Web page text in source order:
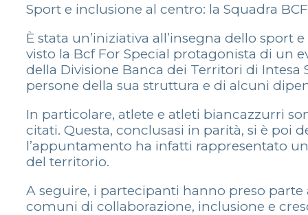
Sport e inclusione al centro: la Squadra
È stata un’iniziativa all’insegna dello sport
visto la Bcf For Special protagonista di un
della Divisione Banca dei Territori di
persone della sua struttura e di alcuni
In particolare, atlete e atleti biancazzurri
citati. Questa, conclusasi in parità, si è poi
l’appuntamento ha infatti rappresentato
del territorio.
A seguire, i partecipanti hanno preso
comuni di collaborazione, inclusione e